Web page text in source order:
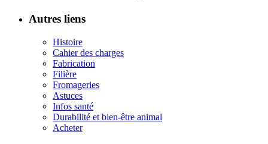
Autres liens
Histoire
Cahier des charges
Fabrication
Filière
Fromageries
Astuces
Infos santé
Durabilité et bien-être animal
Acheter